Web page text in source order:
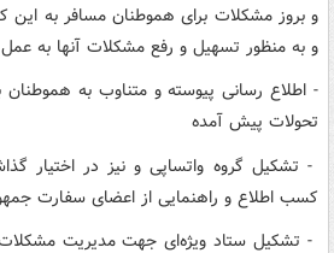
و بروز مشکلات برای هموطنان مسافر به
و به منظور تسهیل و رفع مشکلات آنها به
- اطلاع رسانی پیوسته و متناوب به هموطنان
تحولات پیش آمده
- تشکیل گروه واتساپی و نیز در اختیار
کسب اطلاع و راهنمایی از اعضای سفارت
- تشکیل ستاد ویژه‌ای جهت مدیریت